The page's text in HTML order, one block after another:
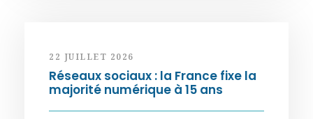
22 JUILLET 2026
Réseaux sociaux : la France fixe la
majorité numérique à 15 ans